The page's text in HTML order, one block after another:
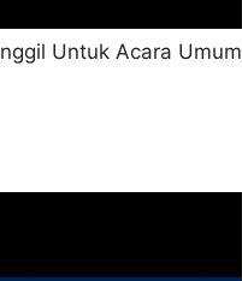
Untuk Acara Umum